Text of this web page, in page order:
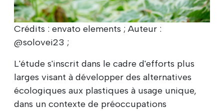
Crédits : envato elements ; Auteur :
@solovei23 ;
L'étude s'inscrit dans le cadre d'efforts plus
larges visant à développer des alternatives
écologiques aux plastiques à usage unique,
dans un contexte de préoccupations